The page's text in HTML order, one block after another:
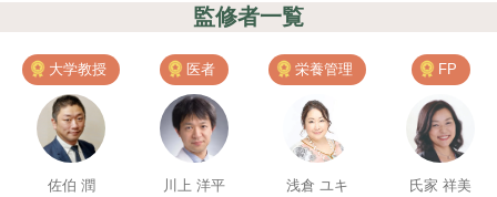
監修者一覧
大学教授
佐伯 潤
医者
川上 洋平
栄養管理
浅倉 ユキ
FP
氏家 祥美